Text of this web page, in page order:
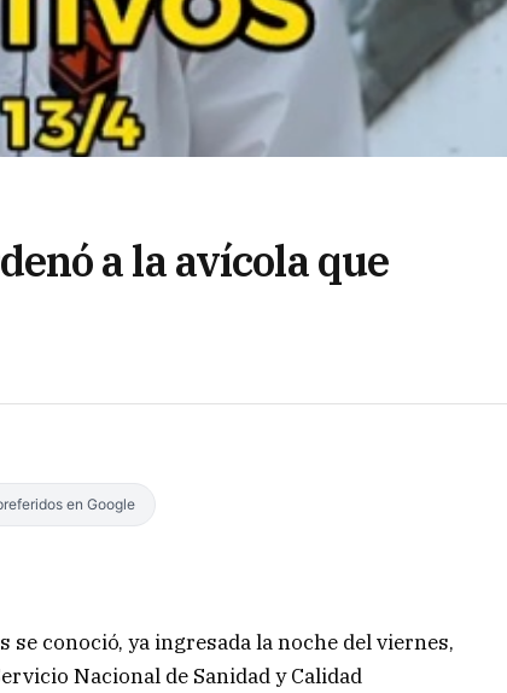
a la avícola que
en Google
conoció, ya ingresada la noche del viernes,
Nacional de Sanidad y Calidad